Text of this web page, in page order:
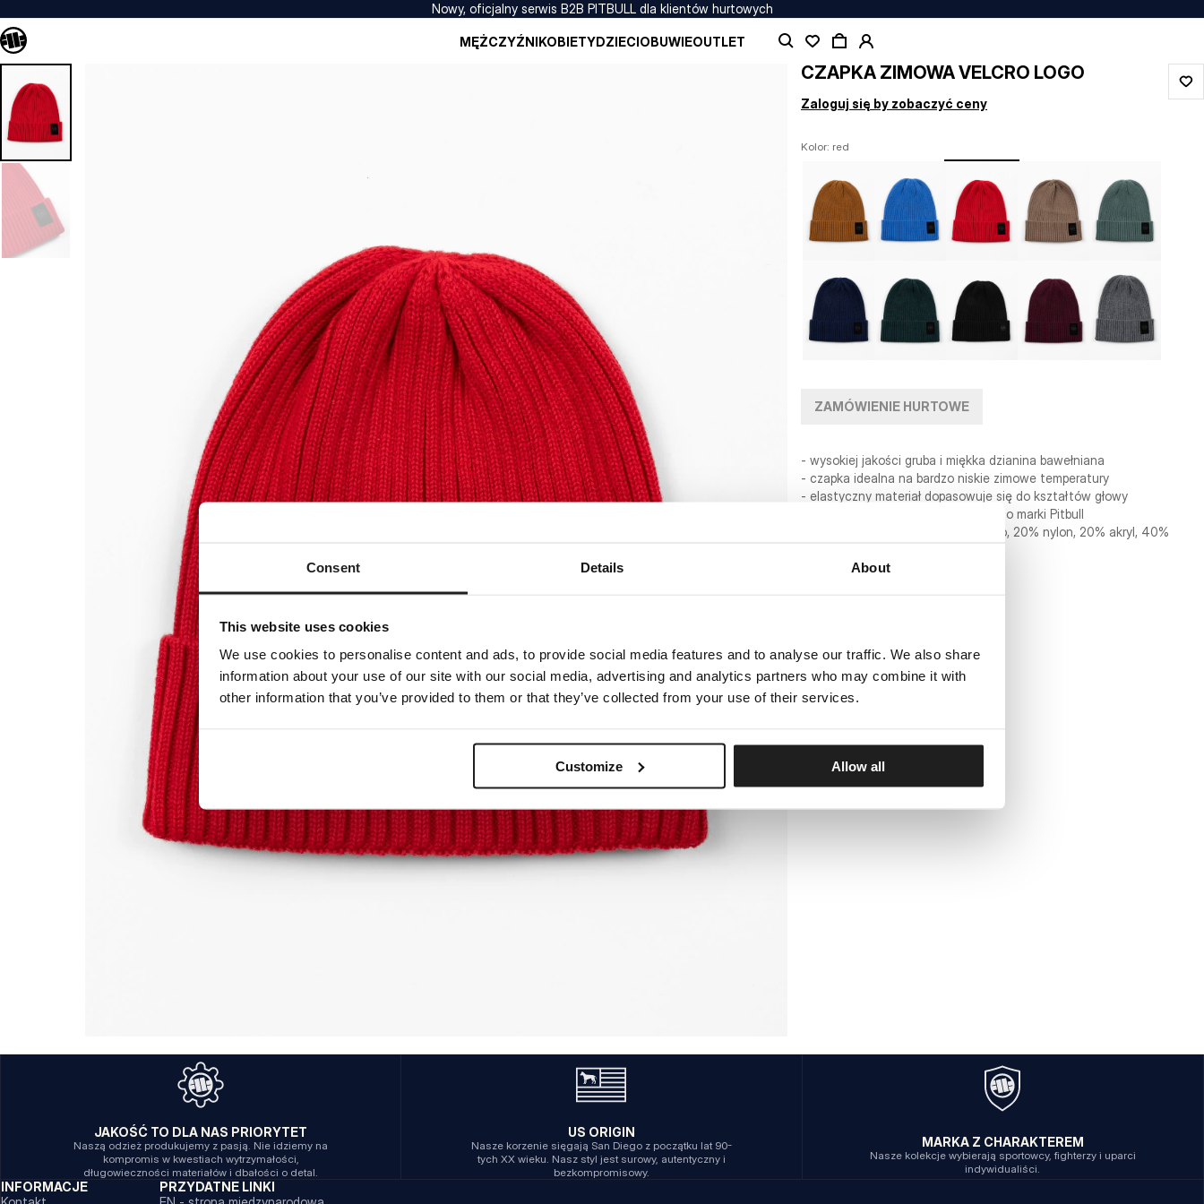
Consent Details About
This website uses cookies
We use cookies to personalise content and ads, to provide social media features and to analyse our traffic. We also share
information about your use of our site with our social media, advertising and analytics partners who may combine it with
other information that you’ve provided to them or that they’ve collected from your use of their services.
Customize Allow all
Nowy, oficjalny serwis B2B PITBULL dla klientów hurtowych
MĘŻCZYŹNIKOBIETYDZIECIOBUWIEOUTLET
CZAPKA ZIMOWA VELCRO LOGO
Zaloguj się by zobaczyć ceny
Kolor: red
ZAMÓWIENIE HURTOWE
- wysokiej jakości gruba i miękka dzianina bawełniana
- czapka idealna na bardzo niskie zimowe temperatury
- elastyczny materiał dopasowuje się do kształtów głowy
- naszywka velcro z silikonowym logo marki Pitbull
- skład materiału: 20% wełna merino, 20% nylon, 20% akryl, 40%
JAKOŚĆ TO DLA NAS PRIORYTET
Naszą odzież produkujemy z pasją. Nie idziemy na
kompromis w kwestiach wytrzymałości,
długowieczności materiałów i dbałości o detal.
US ORIGIN
Nasze korzenie sięgają San Diego z początku lat 90-
tych XX wieku. Nasz styl jest surowy, autentyczny i
bezkompromisowy.
MARKA Z CHARAKTEREM
Nasze kolekcje wybierają sportowcy, fighterzy i uparci
indywidualiści.
INFORMACJE
PRZYDATNE LINKI